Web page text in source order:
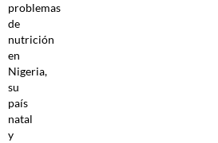
problemas
de
nutrición
en
Nigeria,
su
país
natal
y